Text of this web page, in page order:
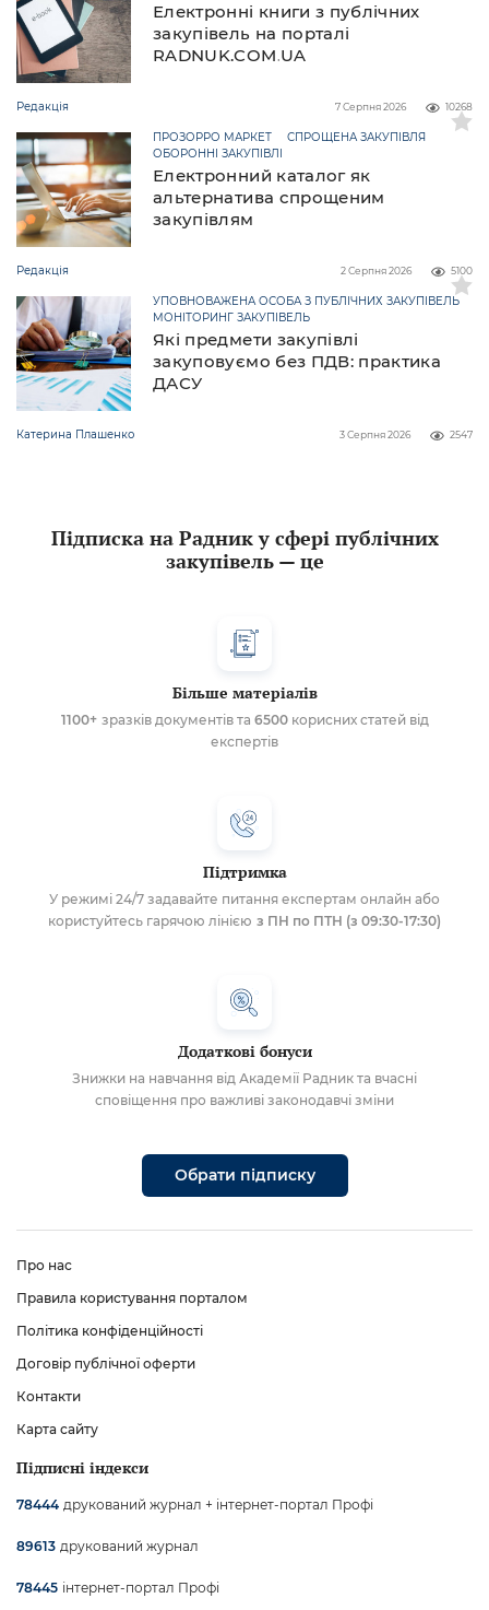
Електронні книги з публічних
закупівель на порталі
RADNUK.COM.UA
Редакція 10268
7 Серпня 2026
Електронний каталог як
альтернатива спрощеним
закупівлям
ПРОЗОРРО МАРКЕТ
СПРОЩЕНА ЗАКУПІВЛЯ
ОБОРОННІ ЗАКУПІВЛІ
Редакція 5100
2 Серпня 2026
Які предмети закупівлі
закуповуємо без ПДВ: практика
ДАСУ
УПОВНОВАЖЕНА ОСОБА З ПУБЛІЧНИХ ЗАКУПІВЕЛЬ
МОНІТОРИНГ ЗАКУПІВЕЛЬ
Катерина Плашенко 2547
3 Серпня 2026
Підписка на Радник у сфері публічних
закупівель — це
Більше матеріалів
1100+ зразків документів та 6500корисних статей від
експертів
Підтримка
У режимі 24/7 задавайте питання експертам онлайн або
користуйтесь гарячою лінією з ПН по ПТН (з 09:30-17:30)
Додаткові бонуси
Знижки на навчання від Академії Радник та вчасні
сповіщення про важливі законодавчі зміни
Обрати підписку
Про нас
Правила користування порталом
Політика конфіденційності
Договір публічної оферти
Контакти
Карта сайту
Підписні індекси
78444 друкований журнал + інтернет-портал Профі
89613 друкований журнал
78445 інтернет-портал Профі